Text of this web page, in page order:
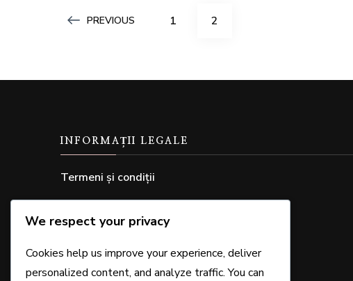
Posts
PREVIOUS PAGE
1 PAGE
2
INFORMAȚII LEGALE
Termeni și condiții
Contactează-ne
We respect your privacy
Cookies help us improve your experience, deliver
personalized content, and analyze traffic. You can